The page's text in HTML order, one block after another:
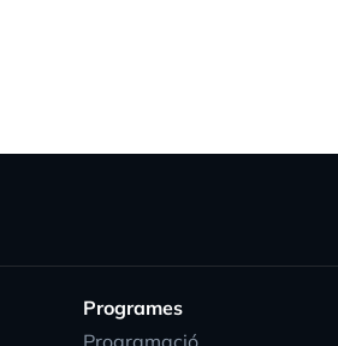
Programes